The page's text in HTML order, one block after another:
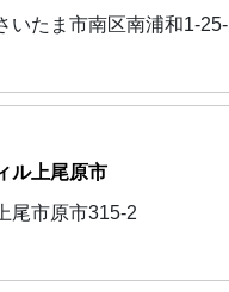
いたま市南区南浦和1-25-
ル上尾原市
尾市原市315-2